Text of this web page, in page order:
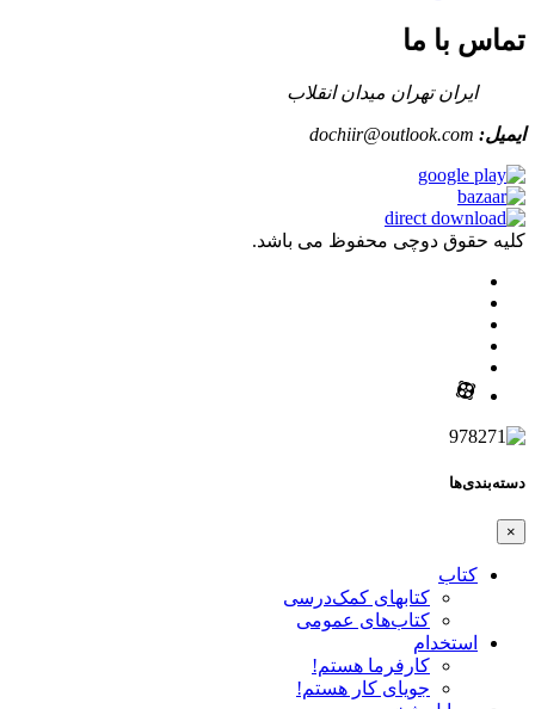
تماس با ما
ایران تهران میدان انقلاب
ایمیل: dochiir@outlook.com
کلیه حقوق دوچی محفوظ می باشد.
دسته‌بندی‌ها
×
کتاب
کتابهای کمک‌درسی
کتاب‌های عمومی
استخدام
کارفرما هستم!
جویای کار هستم!